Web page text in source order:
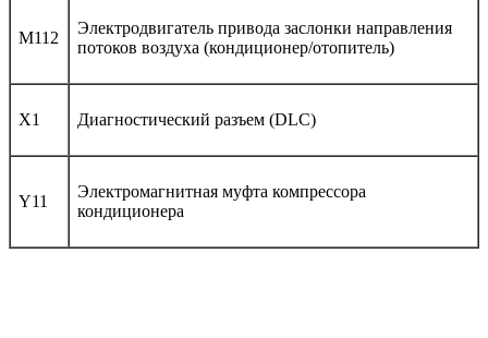
M112
Электродвигатель привода заслонки направления
потоков воздуха (кондиционер/отопитель)
X1 Диагностический разъем (DLC)
Y11
Электромагнитная муфта компрессора
кондиционера